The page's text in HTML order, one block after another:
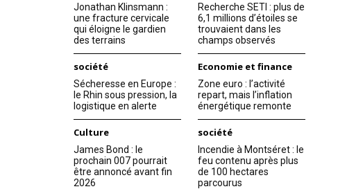
Jonathan Klinsmann :
une fracture cervicale
qui éloigne le gardien
des terrains
Recherche SETI : plus de
6,1 millions d’étoiles se
trouvaient dans les
champs observés
société
Sécheresse en Europe :
le Rhin sous pression, la
logistique en alerte
Economie et finance
Zone euro : l’activité
repart, mais l’inflation
énergétique remonte
Culture
James Bond : le
prochain 007 pourrait
être annoncé avant fin
2026
société
Incendie à Montséret : le
feu contenu après plus
de 100 hectares
parcourus